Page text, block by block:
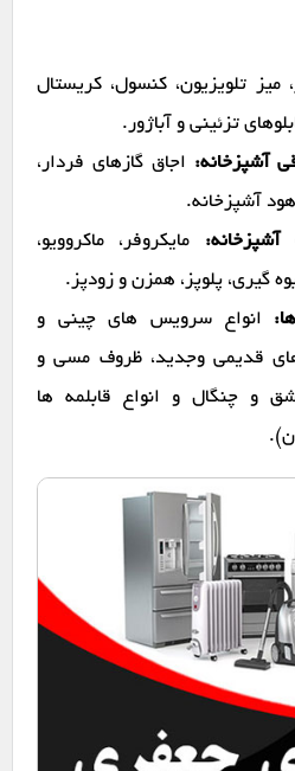
میز تلویزیون، کنسول، کریستال
تزئینی و آباژور.
آشپزخانه: اجاق گازهای فردار،
آشپزخانه.
مایکروفر، ماکروویو،
گیری، پلوپز، همزن و زودپز.
انواع سرویس های چینی و
های قدیمی وجدید، ظروف مسی و
و چنگال و انواع قابلمه ها